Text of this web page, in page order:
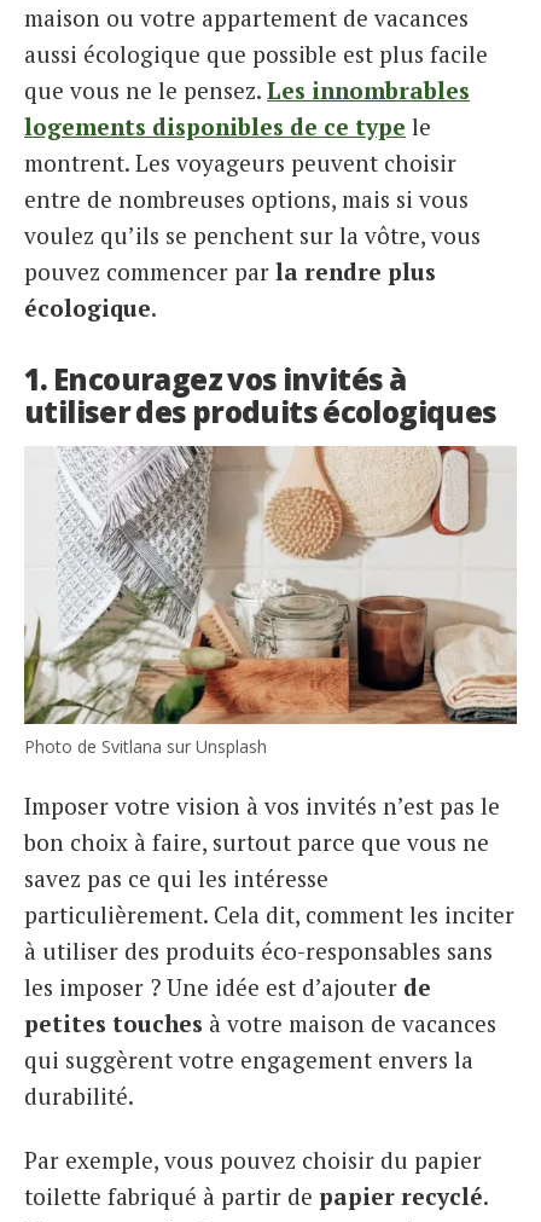
maison ou votre appartement de vacances
aussi écologique que possible est plus facile
que vous ne le pensez. Les innombrables
logements disponibles de ce type le
montrent. Les voyageurs peuvent choisir
entre de nombreuses options, mais si vous
voulez qu’ils se penchent sur la vôtre, vous
pouvez commencer par la rendre plus
écologique.
1. Encouragez vos invités à
utiliser des produits écologiques
Photo de Svitlana sur Unsplash
Imposer votre vision à vos invités n’est pas le
bon choix à faire, surtout parce que vous ne
savez pas ce qui les intéresse
particulièrement. Cela dit, comment les inciter
à utiliser des produits éco-responsables sans
les imposer ? Une idée est d’ajouter de
petites touches à votre maison de vacances
qui suggèrent votre engagement envers la
durabilité.
Par exemple, vous pouvez choisir du papier
toilette fabriqué à partir de papier recyclé.